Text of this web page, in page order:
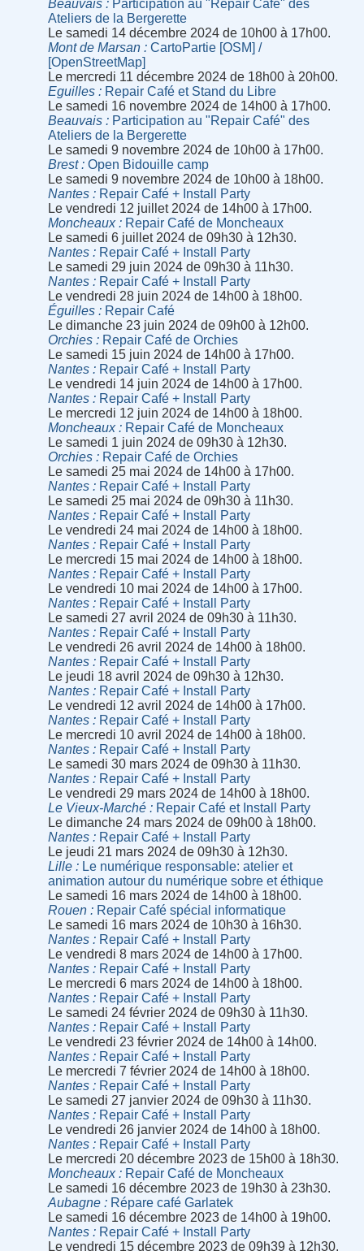
Beauvais
Participation au "Repair Café" des
Ateliers de la Bergerette
Le samedi 14 décembre 2024 de 10h00 à 17h00.
Mont de Marsan
CartoPartie [OSM] /
[OpenStreetMap]
Le mercredi 11 décembre 2024 de 18h00 à 20h00.
Eguilles
Repair Café et Stand du Libre
Le samedi 16 novembre 2024 de 14h00 à 17h00.
Beauvais
Participation au "Repair Café" des
Ateliers de la Bergerette
Le samedi 9 novembre 2024 de 10h00 à 17h00.
Brest
Open Bidouille camp
Le samedi 9 novembre 2024 de 10h00 à 18h00.
Nantes
Repair Café + Install Party
Le vendredi 12 juillet 2024 de 14h00 à 17h00.
Moncheaux
Repair Café de Moncheaux
Le samedi 6 juillet 2024 de 09h30 à 12h30.
Nantes
Repair Café + Install Party
Le samedi 29 juin 2024 de 09h30 à 11h30.
Nantes
Repair Café + Install Party
Le vendredi 28 juin 2024 de 14h00 à 18h00.
Éguilles
Repair Café
Le dimanche 23 juin 2024 de 09h00 à 12h00.
Orchies
Repair Café de Orchies
Le samedi 15 juin 2024 de 14h00 à 17h00.
Nantes
Repair Café + Install Party
Le vendredi 14 juin 2024 de 14h00 à 17h00.
Nantes
Repair Café + Install Party
Le mercredi 12 juin 2024 de 14h00 à 18h00.
Moncheaux
Repair Café de Moncheaux
Le samedi 1 juin 2024 de 09h30 à 12h30.
Orchies
Repair Café de Orchies
Le samedi 25 mai 2024 de 14h00 à 17h00.
Nantes
Repair Café + Install Party
Le samedi 25 mai 2024 de 09h30 à 11h30.
Nantes
Repair Café + Install Party
Le vendredi 24 mai 2024 de 14h00 à 18h00.
Nantes
Repair Café + Install Party
Le mercredi 15 mai 2024 de 14h00 à 18h00.
Nantes
Repair Café + Install Party
Le vendredi 10 mai 2024 de 14h00 à 17h00.
Nantes
Repair Café + Install Party
Le samedi 27 avril 2024 de 09h30 à 11h30.
Nantes
Repair Café + Install Party
Le vendredi 26 avril 2024 de 14h00 à 18h00.
Nantes
Repair Café + Install Party
Le jeudi 18 avril 2024 de 09h30 à 12h30.
Nantes
Repair Café + Install Party
Le vendredi 12 avril 2024 de 14h00 à 17h00.
Nantes
Repair Café + Install Party
Le mercredi 10 avril 2024 de 14h00 à 18h00.
Nantes
Repair Café + Install Party
Le samedi 30 mars 2024 de 09h30 à 11h30.
Nantes
Repair Café + Install Party
Le vendredi 29 mars 2024 de 14h00 à 18h00.
Le Vieux-Marché
Repair Café et Install Party
Le dimanche 24 mars 2024 de 09h00 à 18h00.
Nantes
Repair Café + Install Party
Le jeudi 21 mars 2024 de 09h30 à 12h30.
Lille
Le numérique responsable: atelier et
animation autour du numérique sobre et éthique
Le samedi 16 mars 2024 de 14h00 à 18h00.
Rouen
Repair Café spécial informatique
Le samedi 16 mars 2024 de 10h30 à 16h30.
Nantes
Repair Café + Install Party
Le vendredi 8 mars 2024 de 14h00 à 17h00.
Nantes
Repair Café + Install Party
Le mercredi 6 mars 2024 de 14h00 à 18h00.
Nantes
Repair Café + Install Party
Le samedi 24 février 2024 de 09h30 à 11h30.
Nantes
Repair Café + Install Party
Le vendredi 23 février 2024 de 14h00 à 14h00.
Nantes
Repair Café + Install Party
Le mercredi 7 février 2024 de 14h00 à 18h00.
Nantes
Repair Café + Install Party
Le samedi 27 janvier 2024 de 09h30 à 11h30.
Nantes
Repair Café + Install Party
Le vendredi 26 janvier 2024 de 14h00 à 18h00.
Nantes
Repair Café + Install Party
Le mercredi 20 décembre 2023 de 15h00 à 18h30.
Moncheaux
Repair Café de Moncheaux
Le samedi 16 décembre 2023 de 19h30 à 23h30.
Aubagne
Répare café Garlatek
Le samedi 16 décembre 2023 de 14h00 à 19h00.
Nantes
Repair Café + Install Party
Le vendredi 15 décembre 2023 de 09h39 à 12h30.